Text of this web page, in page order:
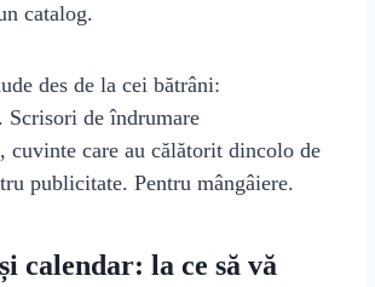
catalog.
des de la cei bătrâni:
Scrisori de îndrumare
cuvinte care au călătorit dincolo de
publicitate. Pentru mângâiere.
calendar: la ce să vă